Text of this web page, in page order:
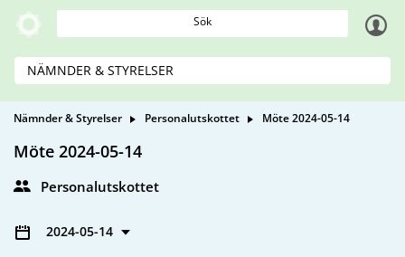
Sök
NÄMNDER & STYRELSER
Nämnder & Styrelser Personalutskottet Möte 2024-05-14
Möte 2024-05-14
Personalutskottet
2024-05-14